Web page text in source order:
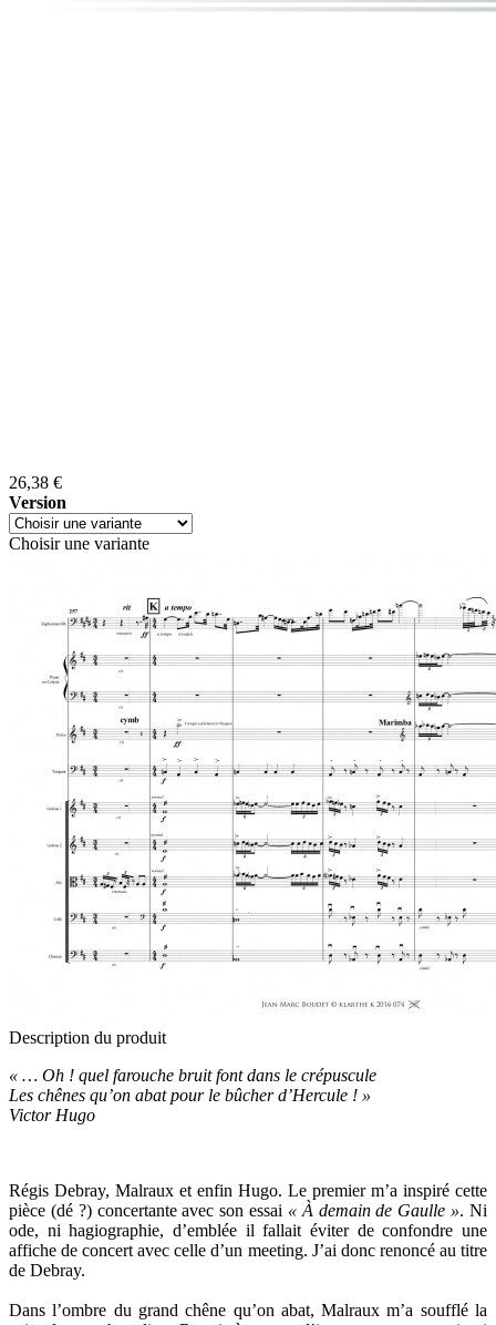
26,38 €
Version
Choisir une variante
Description du produit
« … Oh ! quel farouche bruit font dans le crépuscule
Les chênes qu’on abat pour le bûcher d’Hercule ! »
Victor Hugo
Régis Debray, Malraux et enfin Hugo. Le premier m’a inspiré cette
pièce (dé ?) concertante avec son essai « À demain de Gaulle ». Ni
ode, ni hagiographie, d’emblée il fallait éviter de confondre une
affiche de concert avec celle d’un meeting. J’ai donc renoncé au titre
de Debray.
Dans l’ombre du grand chêne qu’on abat, Malraux m’a soufflé la